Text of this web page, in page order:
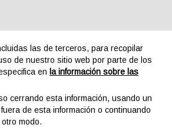
las de terceros, para recopilar
de nuestro sitio web por parte de los
en la información sobre las
cerrando esta información, usando un
de esta información o continuando
modo.